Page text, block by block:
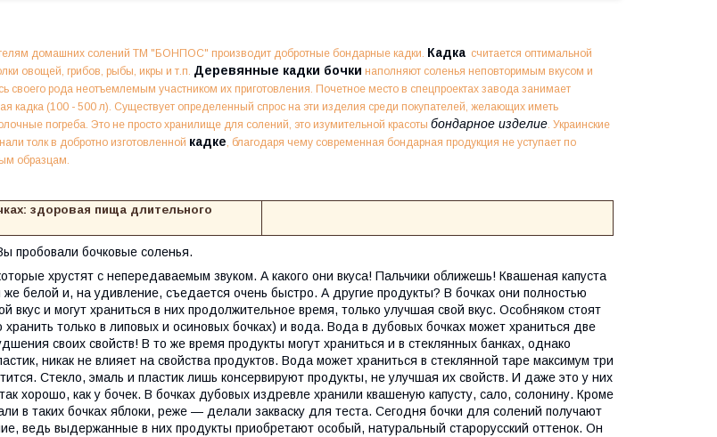
домашних солений ТМ "БОНПОС" производит добротные бондарные кадки. Кадка считается оптимальной
овощей, грибов, рыбы, икры и т.п. Деревянные кадки бочки наполняют соленья неповторимым вкусом и
своего рода неотъемлемым участником их приготовления. Почетное место в спецпроектах завода занимает
кадка (100 - 500 л). Существует определенный спрос на эти изделия среди покупателей, желающих иметь
погреба. Это не просто хранилище для солений, это изумительной красоты бондарное изделие. Украинские
толк в добротно изготовленной кадке, благодаря чему современная бондарная продукция не уступает по
образцам.
здоровая пища длительного
пробовали бочковые соленья.
хрустят с непередаваемым звуком. А какого они вкуса! Пальчики оближешь! Квашеная капуста
же белой и, на удивление, съедается очень быстро. А другие продукты? В бочках они полностью
вкус и могут храниться в них продолжительное время, только улучшая свой вкус. Особняком стоят
только в липовых и осиновых бочках) и вода. Вода в дубовых бочках может храниться две
своих свойств! В то же время продукты могут храниться и в стеклянных банках, однако
никак не влияет на свойства продуктов. Вода может храниться в стеклянной таре максимум три
Стекло, эмаль и пластик лишь консервируют продукты, не улучшая их свойств. И даже это у них
хорошо, как у бочек. В бочках дубовых издревле хранили квашеную капусту, сало, солонину. Кроме
в таких бочках яблоки, реже — делали закваску для теста. Сегодня бочки для солений получают
ведь выдержанные в них продукты приобретают особый, натуральный старорусский оттенок. Он